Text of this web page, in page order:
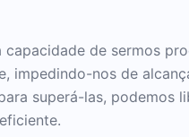
de sermos
impedindo-nos de
superá-las, podemos